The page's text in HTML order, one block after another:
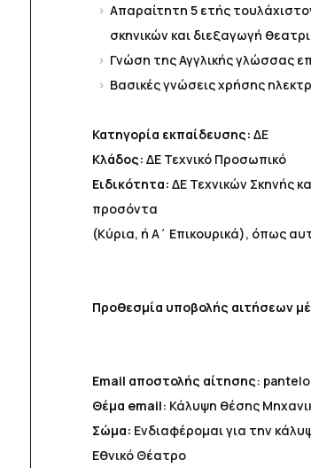
Απαραίτητη 5 ετής
σκηνικών και διεξαγωγή
Γνώση της Αγγλικής γλώσσας
Βασικές γνώσεις χρήσης
Κατηγορία εκπαίδευσης: ΔΕ
Κλάδος: ΔΕ Τεχνικό Προσωπικό
Ειδικότητα: ΔΕ Τεχνικών Σκηνής
προσόντα
(Κύρια, ή Α΄ Επικουρικά), όπως
Προθεσμία υποβολής αιτήσεων
Email αποστολής αίτησης:
Θέμα email: Κάλυψη θέσης
Σώμα: Ενδιαφέρομαι για την
Εθνικό Θέατρο